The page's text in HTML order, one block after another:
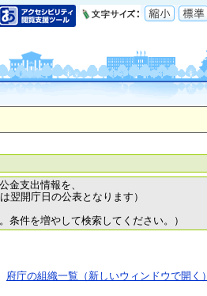
金支出情報を、
翌開庁日の公表となります）
条件を増やして検索してください。）
府庁の組織一覧（新しいウィンドウで開く）